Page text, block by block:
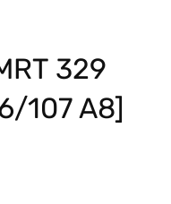
329
107 A8]